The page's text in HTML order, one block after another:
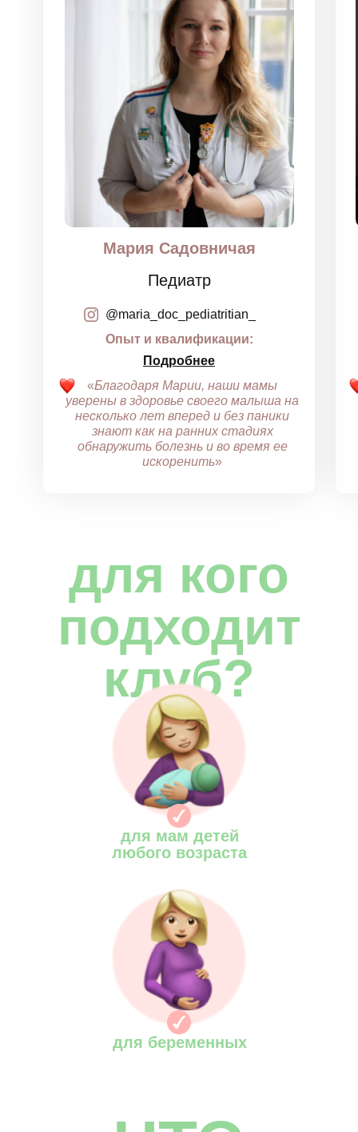
Мария Садовничая
Педиатр
@maria_doc_pediatritian_
«Благодаря Марии, наши мамы
уверены в здоровье своего малыша на
несколько лет вперед и без паники
знают как на ранних стадиях
обнаружить болезнь и во время ее
искоренить»
Опыт и квалификации:
Подробнее
для кого
подходит
клуб?
для мам детей
любого возраста
для беременных
“MOMMY CLUB - это проект пролюбовь
к себе, детям, своему близкому
Это не просто проект, ачастичка жизни
каждой мамочки, которая не хочет быть
в материнстве, а хочет получать только
положительные эмоцииот этого